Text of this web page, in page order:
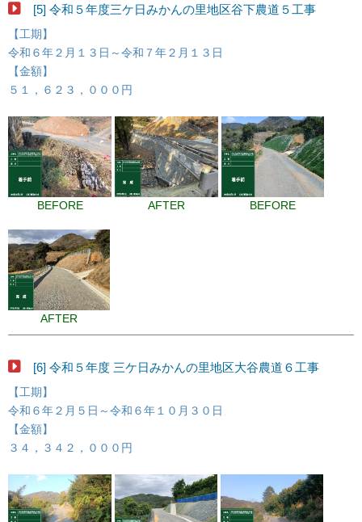
[5] 令和５年度三ケ日みかんの里地区谷下農道５工事
【工期】
令和６年２月１３日～令和７年２月１３日
【金額】
５１，６２３，０００円
BEFORE AFTER BEFORE
AFTER
[6] 令和５年度 三ケ日みかんの里地区大谷農道６工事
【工期】
令和６年２月５日～令和６年１０月３０日
【金額】
３４，３４２，０００円